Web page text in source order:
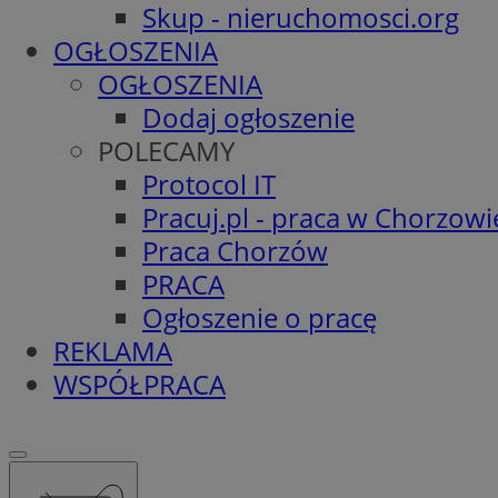
Skup - nieruchomosci.org
OGŁOSZENIA
OGŁOSZENIA
Dodaj ogłoszenie
POLECAMY
Protocol IT
Pracuj.pl - praca w
Praca Chorzów
PRACA
Ogłoszenie o pracę
REKLAMA
WSPÓŁPRACA